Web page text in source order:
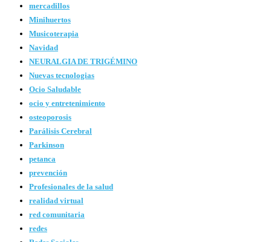
mercadillos
Minihuertos
Musicoterapia
Navidad
NEURALGIA DE TRIGÉMINO
Nuevas tecnologias
Ocio Saludable
ocio y entretenimiento
osteoporosis
Parálisis Cerebral
Parkinson
petanca
prevención
Profesionales de la salud
realidad virtual
red comunitaria
redes